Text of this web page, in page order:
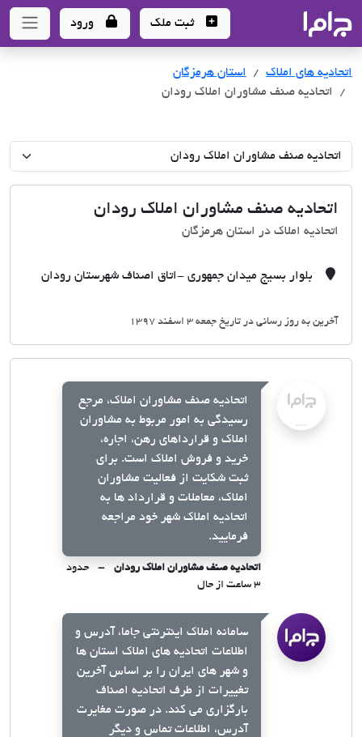
- سامانه جامع املاک و مشاورین املاک
ثبت ملک ورود
اتحادیه های املاک اتحادیه های املاک
استان هرمزگان
اتحادیه صنف مشاوران املاک رودان
اتحادیه صنف مشاوران املاک رودان
اتحادیه املاک در استان هرمزگان
بلوار بسیج میدان جمهوری -اتاق اصناف شهرستان رودان
آخرین به روز رسانی در تاریخ جمعه 3 اسفند 1397
اتحادیه صنف مشاوران املاک، مرجع
رسیدگی به امور مربوط به مشاوران
املاک و قرارداهای رهن، اجاره،
خرید و فروش املاک است. برای
ثبت شکایت از فعالیت مشاوران
املاک، معاملات و قرارداد ها به
اتحادیه املاک شهر خود مراجعه
فرمایید.
اتحادیه صنف مشاوران املاک رودان
حدود
۳ ساعت از حال
سامانه املاک اینترنتی جاما، آدرس و
اطلاعات اتحادیه های املاک استان ها
و شهر های ایران را بر اساس آخرین
تغییرات از طرف اتحادیه اصناف
بارگزاری می کند. در صورت مغایرت
آدرس، اطلاعات تماس و دیگر